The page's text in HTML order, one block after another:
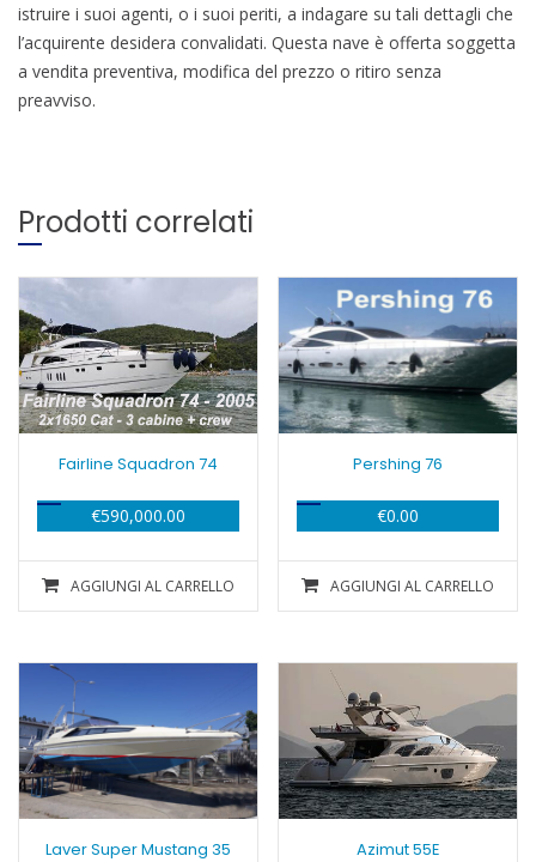
istruire i suoi agenti, o i suoi periti, a indagare su tali dettagli che
l’acquirente desidera convalidati. Questa nave è offerta soggetta
a vendita preventiva, modifica del prezzo o ritiro senza
preavviso.
Prodotti correlati
Fairline Squadron 74
€590,000.00
AGGIUNGI AL CARRELLO
Pershing 76
€0.00
AGGIUNGI AL CARRELLO
Laver Super Mustang 35 Azimut 55E